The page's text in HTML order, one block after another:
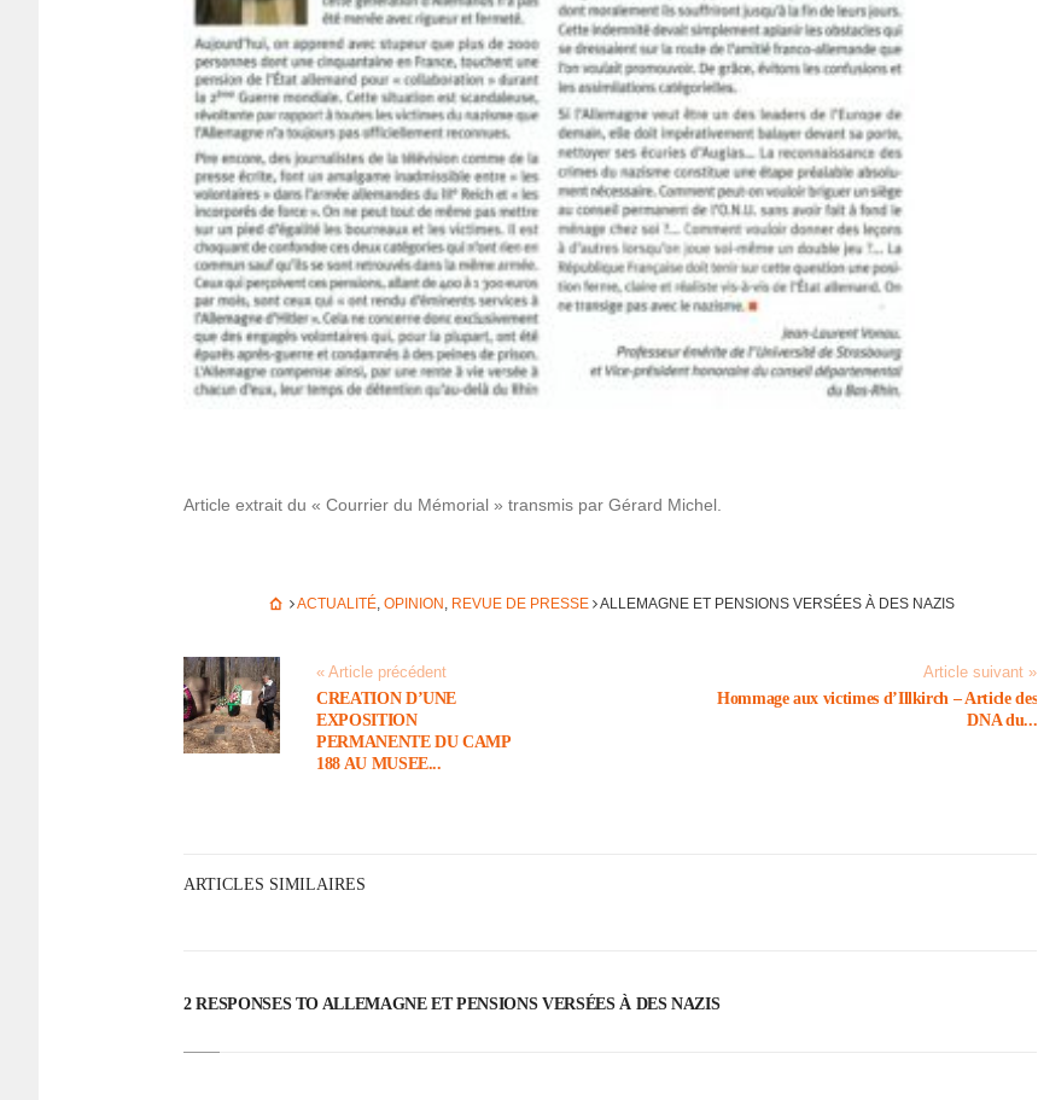
Article extrait du « Cour­rier du Mémo­rial » trans­mis par Gérard Michel.
ACTUALITÉ, OPINION , REVUE DE PRESSE ALLE­MAGNE ET PENSIONS VERSÉES À DES NAZIS
« Article précédent
CREATION D’UNE
EXPOSITION
PERMANENTE DU CAMP
188 AU MUSEE...
Article suivant »
Hommage aux victimes d’Ill­kirch – Article des
DNA du...
ARTICLES SIMILAIRES
2 RESPONSES TO ALLE­MAGNE ET PENSIONS VERSÉES À DES NAZIS